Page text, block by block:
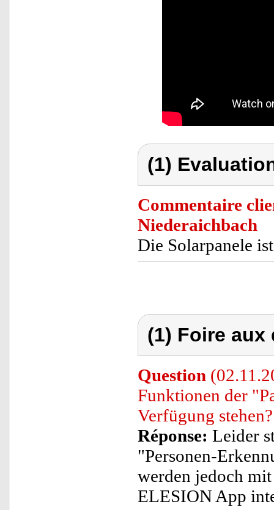
(1)
Commentaire
Niederaichbach
Die Solarpanele
(1) Foire
Question
Funktionen der
Verfügung stehen?
Réponse: Leider
"Personen-
werden jedoch
ELESION App